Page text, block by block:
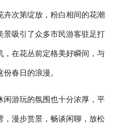
次第绽放，粉白相间的花潮
景吸引了众多市民游客驻足打
，在花丛前定格美好瞬间，与
春日的浪漫。
游玩的氛围也十分浓厚，平
，漫步赏景，畅谈闲聊，放松